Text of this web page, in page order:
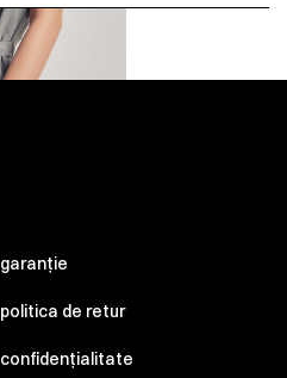
garanție
politica de retur
confidențialitate